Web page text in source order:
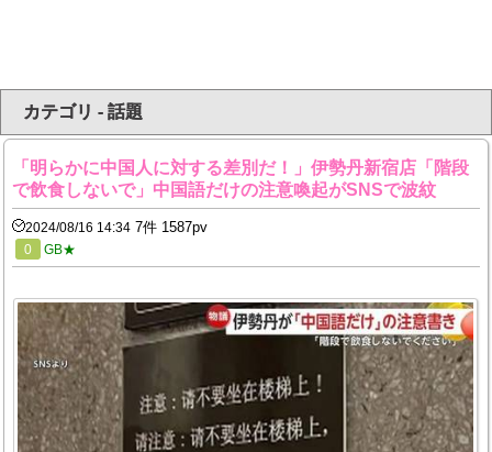
カテゴリ - 話題
「明らかに中国人に対する差別だ！」伊勢丹新宿店「階段
で飲食しないで」中国語だけの注意喚起がSNSで波紋
2024/08/16 14:34 7件 1587pv
0 GB★